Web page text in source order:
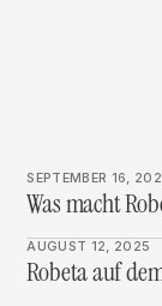
SEPTEMBER 16,
Was macht
AUGUST 12, 2025
Robeta auf